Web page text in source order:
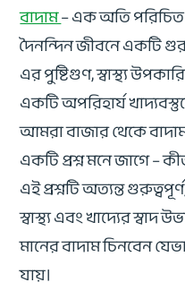
বাদাম– এক অতি পরিচিত
দৈনন্দিন জীবনে একটি
এর পুষ্টিগুণ, স্বাস্থ্য
একটি অপরিহার্য
আমরা বাজার থেকে
একটি প্রশ্ন মনে জাগে –
এই প্রশ্নটি অত্যন্ত
স্বাস্থ্য এবং খাদ্যের
মানের বাদাম চিনবেন
যায়।